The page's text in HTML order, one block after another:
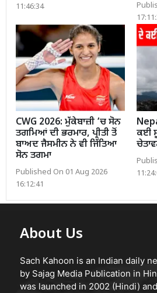
11:46:34
CWG 2026: ਮੁੱਕੇਬਾਜ਼ੀ ’ਚ ਸੋਨ
ਤਗਮਿਆਂ ਦੀ ਭਰਮਾਰ, ਪ੍ਰੀਤੀ ਤੋਂ
ਬਾਅਦ ਜੈਸਮੀਨ ਨੇ ਵੀ ਜਿੱਤਿਆ
ਸੋਨ ਤਗਮਾ
Published On 01 Aug 2026
16:12:41
ਕਈ
About Us
Sach Kahoon is an Indian daily
by Sajag Media Publication in
was launched in 2002 (Hindi)